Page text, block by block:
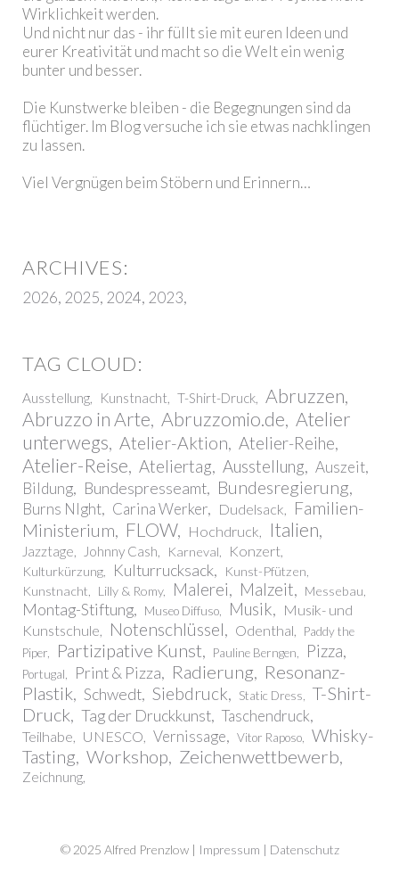
Wirklichkeit werden.
Und nicht nur das - ihr füllt sie mit euren Ideen und
eurer Kreativität und macht so die Welt ein wenig
bunter und besser.
Die Kunstwerke bleiben - die Begegnungen sind da
flüchtiger. Im Blog versuche ich sie etwas nachklingen
zu lassen.
Viel Vergnügen beim Stöbern und Erinnern…
2026 2025 2024 2023
Ausstellung Kunstnacht T-Shirt-Druck
Abruzzen
Abruzzo in Arte Abruzzomio.de Atelier
unterwegs
Atelier-Aktion Atelier-Reihe
Atelier-Reise Ateliertag Ausstellung
Auszeit
Bildung
Bundespresseamt Bundesregierung
Burns NIght Carina Werker Dudelsack
Familien-
Ministerium
FLOW Hochdruck Italien
Jazztage Johnny Cash Karneval Konzert
Kulturkürzung Kulturrucksack
Kunst-Pfützen
Kunstnacht
Lilly & Romy Malerei Malzeit Messebau
Montag-Stiftung Museo Diffuso Musik
Musik- und
Kunstschule
Notenschlüssel Odenthal
Paddy the
Piper
Partizipative Kunst Pauline Berngen Pizza
Portugal Print & Pizza Radierung
Resonanz-
Plastik Schwedt Siebdruck Static Dress
T-Shirt-
Druck Tag der Druckkunst Taschendruck
Teilhabe UNESCO Vernissage Vitor Raposo
Whisky-
Tasting Workshop Zeichenwettbewerb
Zeichnung
© 2025 Alfred Prenzlow | Impressum | Datenschutz